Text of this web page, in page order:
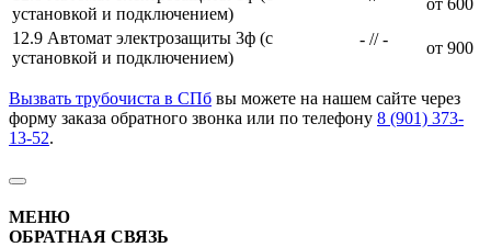
установкой и подключением)
12.9 Автомат электрозащиты 3ф (с
установкой и подключением)
- // - от 900
Вызвать трубочиста в СПб вы можете на нашем сайте через
форму заказа обратного звонка или по телефону 8 (901) 373-
13-52.
МЕНЮ
ОБРАТНАЯ СВЯЗЬ